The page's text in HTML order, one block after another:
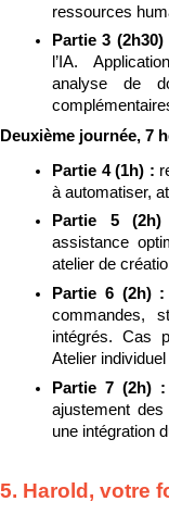
ressources
Partie 3
l’IA.
analyse de
Deuxième journée, 7
Partie 4 (1h) :
à automatiser,
Partie 5
assistance
atelier de
Partie 6 (2h) :
commandes,
intégrés. Cas
Atelier individuel
Partie 7 (2h) :
ajustement des
une intégration
5. Harold, votre